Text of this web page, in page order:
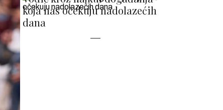
koja nas očekuju nadolazećih
dana